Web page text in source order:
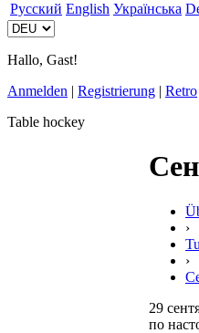
Русский English Українська
Hallo, Gast!
Anmelden | Registrierung | Retro
Table hockey
›
›
29
по